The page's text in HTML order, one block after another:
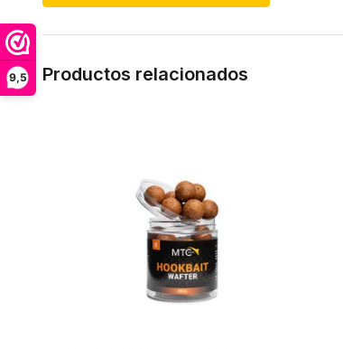
9,5 Productos relacionados